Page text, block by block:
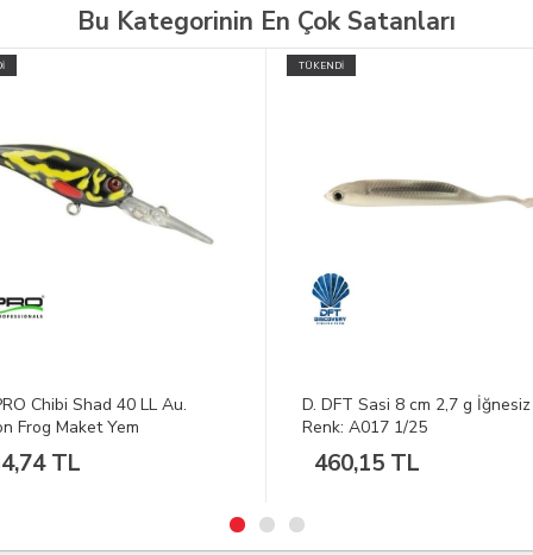
Bu Kategorinin En Çok Satanları
Sasi 8 cm 2,7 g İğnesiz
A017 1/25
TL
TÜKENDİ
D. GAMAKATSU BKS-3120R
İğne Takımı 70Cm #2
135,86 TL